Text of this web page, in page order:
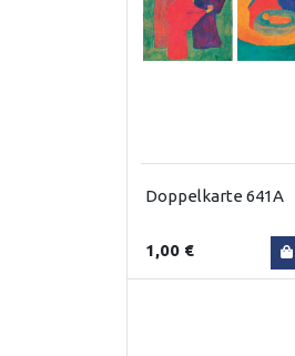
Doppelkarte 641A
1,00 €